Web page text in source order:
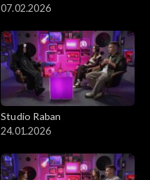
07.02.2026
Studio Raban
24.01.2026